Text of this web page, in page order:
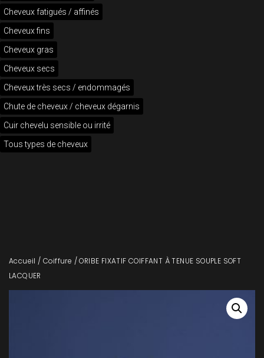
Cheveux fatigués / affinés
Cheveux fins
Cheveux gras
Cheveux secs
Cheveux très secs / endommagés
Chute de cheveux / cheveux dégarnis
Cuir chevelu sensible ou irrité
Tous types de cheveux
Accueil /Coiffure / ORIBE FIXATIF COIFFANT À TENUE SOUPLE SOFT
LACQUER